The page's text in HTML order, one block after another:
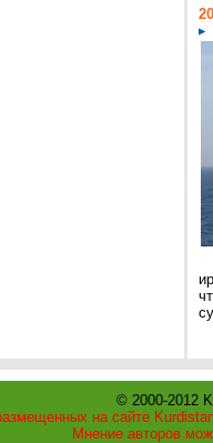
© 2000-2012
на сайте
Мнение авторов